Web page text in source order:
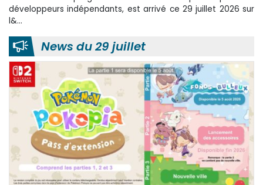
développeurs indépendants, est arrivé ce 29 juillet 2026 sur
l&...
News du 29 juillet